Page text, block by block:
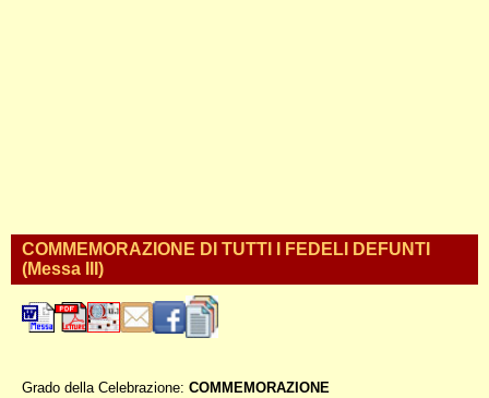
COMMEMORAZIONE DI TUTTI I FEDELI DEFUNTI
(Messa III)
Grado della Celebrazione: COMMEMORAZIONE